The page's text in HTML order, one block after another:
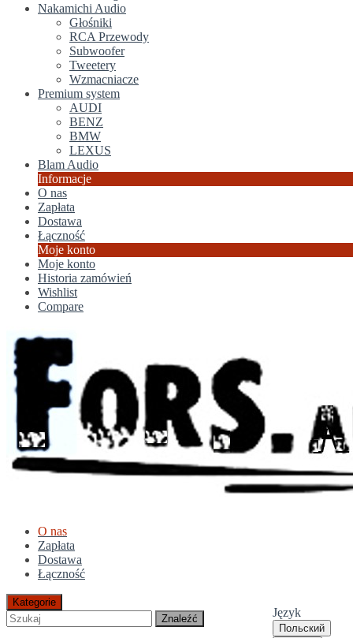
Nakamichi Audio
Głośniki
RCA Przewody
Subwoofer
Tweetery
Wzmacniacze
Premium system
AUDI
BENZ
BMW
LEXUS
Blam Audio
Informacje
O nas
Zapłata
Dostawa
Łączność
Moje konto
Moje konto
Historia zamówień
Wishlist
Compare
O nas
Zapłata
Dostawa
Łączność
Język
Польский
Kategorie
Znaleźć